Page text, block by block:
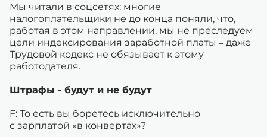
Мы читали в соцсетях: многие
налогоплательщики не до конца поняли, что,
работая в этом направлении, мы не преследуем
цели индексирования заработной платы – даже
Трудовой кодекс не обязывает к этому
работодателя.
Штрафы - будут и не будут
F: То есть вы боретесь исключительно
с зарплатой «в конвертах»?